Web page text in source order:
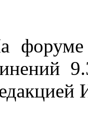
форуме